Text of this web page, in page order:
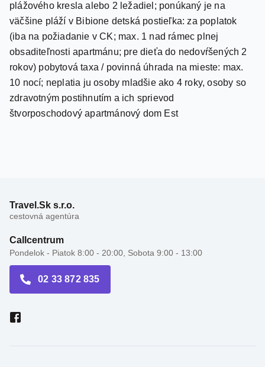
plážového kresla alebo 2 ležadiel; ponúkaný je na
väčšine pláží v Bibione detská postieľka: za poplatok
(iba na požiadanie v CK; max. 1 nad rámec plnej
obsaditeľnosti apartmánu; pre dieťa do nedovŕšených 2
rokov) pobytová taxa / povinná úhrada na mieste: max.
10 nocí; neplatia ju osoby mladšie ako 4 roky, osoby so
zdravotným postihnutím a ich sprievod
štvorposchodový apartmánový dom Est
Travel.Sk s.r.o.
cestovná agentúra
Callcentrum
Pondelok - Piatok 8:00 - 20:00, Sobota 9:00 - 13:00
02 33 872 835